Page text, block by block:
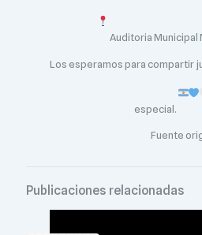
Auditoria Municipal
Los esperamos para compartir
especial.
Fuente
Publicaciones relacionadas